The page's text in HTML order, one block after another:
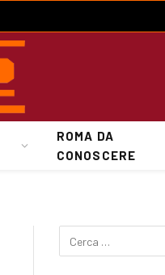
ROMA DA
CONOSCERE